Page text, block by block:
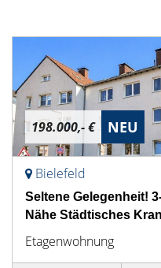
198.000,- € NEU
Bielefeld
Seltene Gelegenheit!
Nähe Städtisches
Etagenwohnung